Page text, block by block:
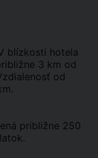
blízkosti hotela
3 km od
od
približne 250